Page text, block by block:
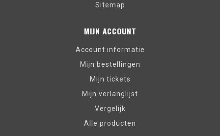
Sitemap
MIJN ACCOUNT
Account informatie
Mijn bestellingen
Mijn tickets
Mijn verlanglijst
Vergelijk
Alle producten